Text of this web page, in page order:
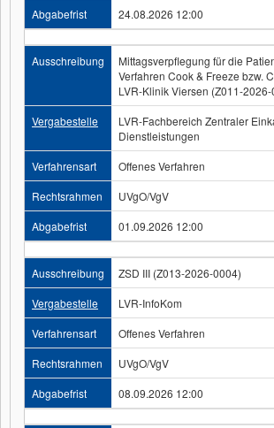
Abgabefrist
24.08.2026 12:00
Ausschreibung
Mittagsverpflegung für die
Verfahren Cook & Freeze bzw.
LVR-Klinik Viersen (Z011-
Vergabestelle
LVR-Fachbereich Zentraler
Dienstleistungen
Verfahrensart
Offenes Verfahren
Rechtsrahmen
UVgO/VgV
Abgabefrist
01.09.2026 12:00
Ausschreibung
ZSD III (Z013-2026-0004)
Vergabestelle
LVR-InfoKom
Verfahrensart
Offenes Verfahren
Rechtsrahmen
UVgO/VgV
Abgabefrist
08.09.2026 12:00